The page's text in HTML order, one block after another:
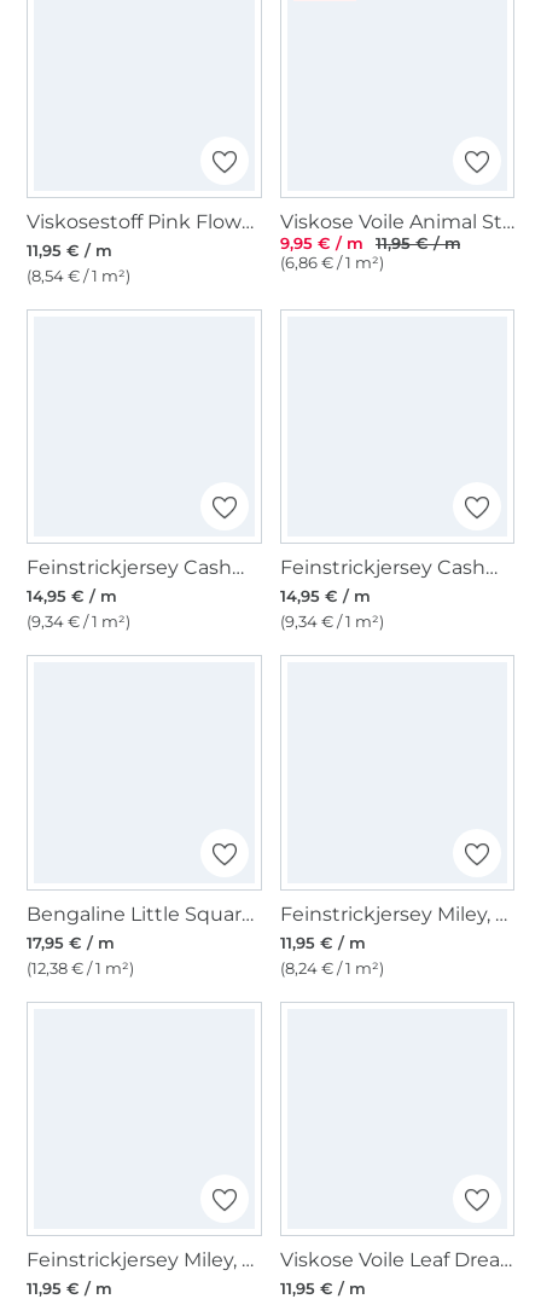
Viskosestoff Pink Flowers, schwarz
11,95 € / m
(8,54 € / 1 m²)
Viskose Voile Animal Style, blassapricot
9,95 € / m
11,95 € / m
(6,86 € / 1 m²)
Feinstrickjersey Cashmere Touch, helloliv
14,95 € / m
(9,34 € / 1 m²)
Feinstrickjersey Cashmere Touch, rosa
14,95 € / m
(9,34 € / 1 m²)
Bengaline Little Squares, beige
17,95 € / m
(12,38 € / 1 m²)
Feinstrickjersey Miley, dunkelgrau meliert
11,95 € / m
(8,24 € / 1 m²)
Feinstrickjersey Miley, blassgrün
11,95 € / m
Viskose Voile Leaf Dream, grauweiss
11,95 € / m